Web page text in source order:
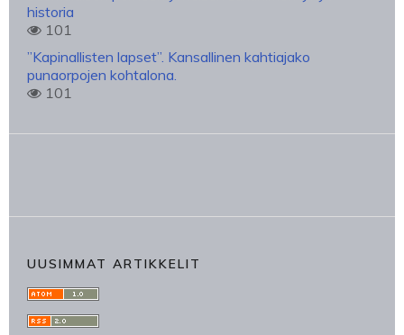
historia
101
”Kapinallisten lapset”. Kansallinen kahtiajako
punaorpojen kohtalona.
101
UUSIMMAT ARTIKKELIT